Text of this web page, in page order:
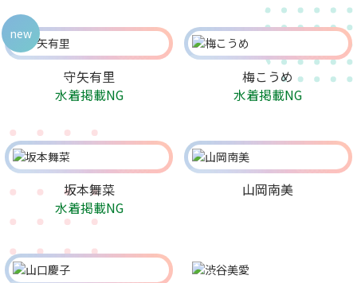
守矢有里
水着掲載NG
new
梅こうめ
水着掲載NG
坂本舞菜
水着掲載NG
山岡南美